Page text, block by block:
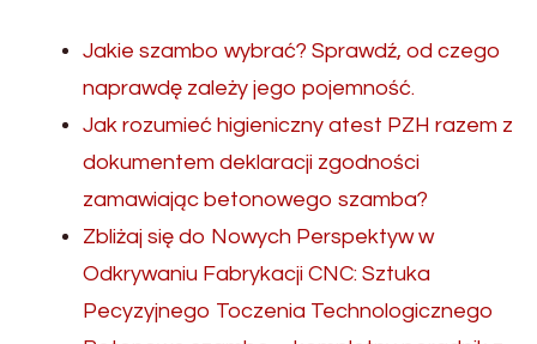
Jakie szambo wybrać? Sprawdź, od czego
naprawdę zależy jego pojemność.
Jak rozumieć higieniczny atest PZH razem z
dokumentem deklaracji zgodności
zamawiając betonowego szamba?
Zbliżaj się do Nowych Perspektyw w
Odkrywaniu Fabrykacji CNC: Sztuka
Pecyzyjnego Toczenia Technologicznego